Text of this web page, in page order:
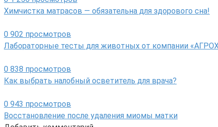
Химчистка матрасов — обязательна для здорового сна!
0 902 просмотров
Лабораторные тесты для животных от компании
0 838 просмотров
Как выбрать налобный осветитель для врача?
0 943 просмотров
Восстановление после удаления миомы матки